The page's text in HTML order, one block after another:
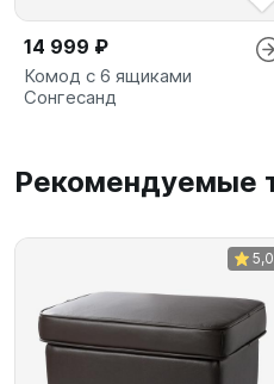
14 999 ₽
Комод с 6 ящиками
Сонгесанд
Рекомендуемые
5,0